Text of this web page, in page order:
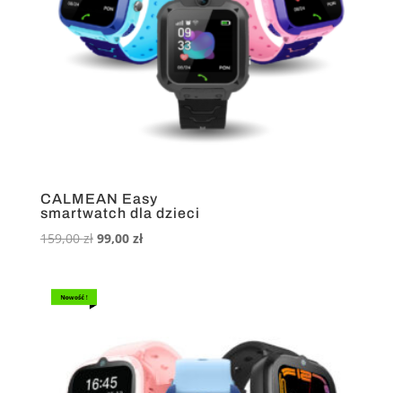
CALMEAN Easy
smartwatch dla dzieci
159,00zł Pierwotna
99,00 złAktualna
Nowość !